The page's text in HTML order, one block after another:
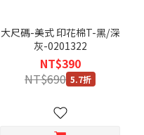
大尺碼-美式 印花棉T-黑/深
灰-0201322
NT$390
NT$690 5.7折